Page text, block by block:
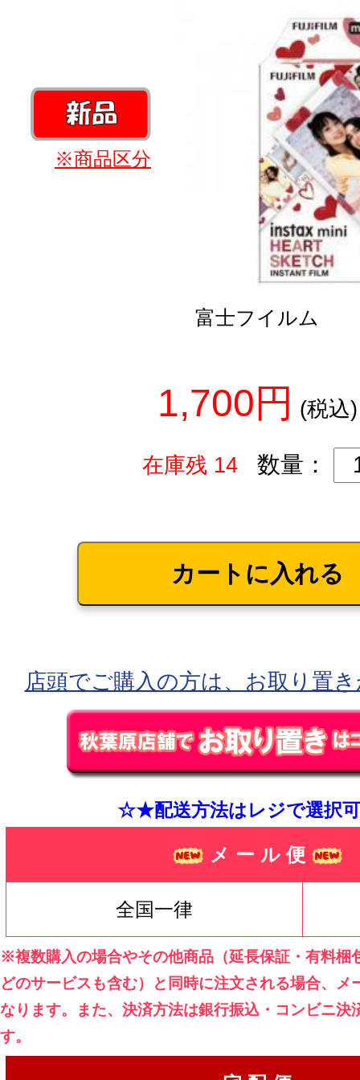
※商品区分
富士フイルム
1,700円 (税込)
在庫残 14 数量：
店頭でご購入の方は、お取り置
☆★配送方法はレジで選択
メ ー ル 便
全国一律
※複数購入の場合やその他商品（延長保証・有料梱
どのサービスも含む）と同時に注文される場合、メ
なります。また、決済方法は銀行振込・コンビニ決
す。